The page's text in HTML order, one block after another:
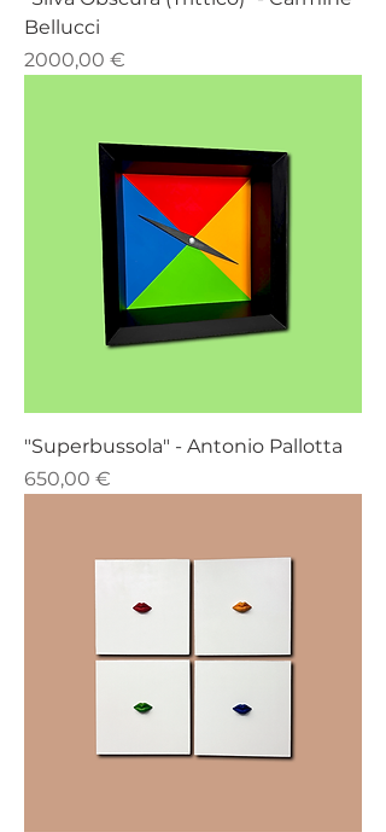
Bellucci
Prezzo
2000,00 €
"Superbussola" - Antonio Pallotta
Prezzo
650,00 €